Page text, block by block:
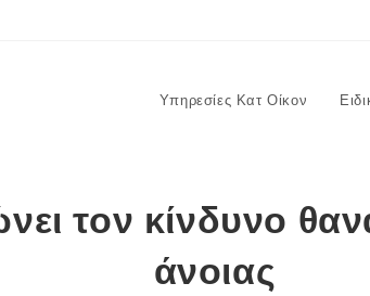
Υπηρεσίες Κατ Οίκον
τον κίνδυνο
άνοιας